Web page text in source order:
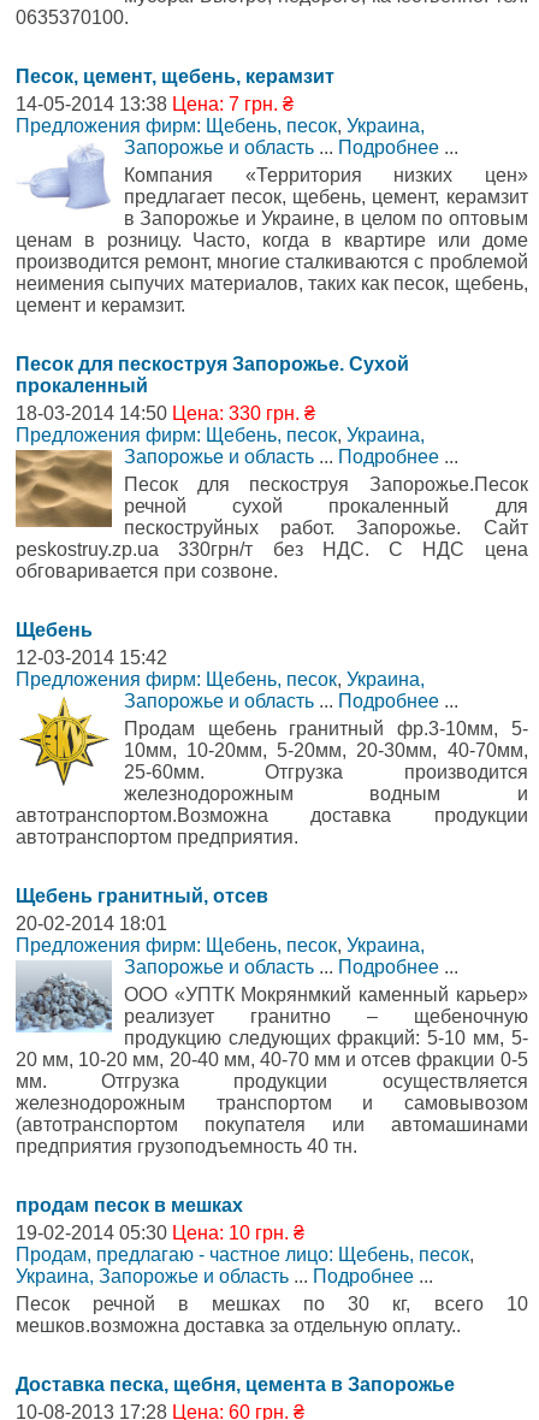
0635370100.
Песок, цемент, щебень, керамзит
14-05-2014 13:38 Цена: 7 грн. ₴
Предложения фирм: Щебень, песок, Украина,
Запорожье и область ... Подробнее ...
Компания «Территория низких цен»
предлагает песок, щебень, цемент, керамзит
в Запорожье и Украине, в целом по оптовым
ценам в розницу. Часто, когда в квартире или доме
производится ремонт, многие сталкиваются с проблемой
неимения сыпучих материалов, таких как песок, щебень,
цемент и керамзит.
Песок для пескоструя Запорожье. Сухой
прокаленный
18-03-2014 14:50 Цена: 330 грн. ₴
Предложения фирм: Щебень, песок, Украина,
Запорожье и область ... Подробнее ...
Песок для пескоструя Запорожье.Песок
речной сухой прокаленный для
пескоструйных работ. Запорожье. Сайт
peskostruy.zp.ua 330грн/т без НДС. С НДС цена
обговаривается при созвоне.
Щебень
12-03-2014 15:42
Предложения фирм: Щебень, песок, Украина,
Запорожье и область ... Подробнее ...
Продам щебень гранитный фр.3-10мм, 5-
10мм, 10-20мм, 5-20мм, 20-30мм, 40-70мм,
25-60мм. Отгрузка производится
железнодорожным водным и
автотранспортом.Возможна доставка продукции
автотранспортом предприятия.
Щебень гранитный, отсев
20-02-2014 18:01
Предложения фирм: Щебень, песок, Украина,
Запорожье и область ... Подробнее ...
ООО «УПТК Мокрянмкий каменный карьер»
реализует гранитно – щебеночную
продукцию следующих фракций: 5-10 мм, 5-
20 мм, 10-20 мм, 20-40 мм, 40-70 мм и отсев фракции 0-5
мм. Отгрузка продукции осуществляется
железнодорожным транспортом и самовывозом
(автотранспортом покупателя или автомашинами
предприятия грузоподъемность 40 тн.
продам песок в мешках
19-02-2014 05:30 Цена: 10 грн. ₴
Продам, предлагаю - частное лицо: Щебень, песок,
Украина, Запорожье и область ... Подробнее ...
Песок речной в мешках по 30 кг, всего 10
мешков.возможна доставка за отдельную оплату..
Доставка песка, щебня, цемента в Запорожье
10-08-2013 17:28 Цена: 60 грн. ₴